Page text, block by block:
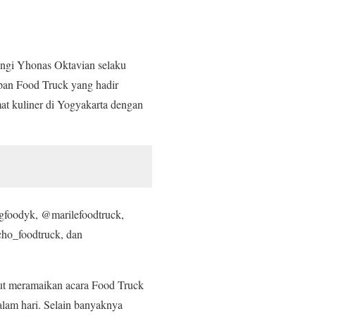
Yhonas Oktavian selaku
Food Truck yang hadir
kuliner di Yogyakarta dengan
@marilefoodtruck,
dan
meramaikan acara Food Truck
hari. Selain banyaknya